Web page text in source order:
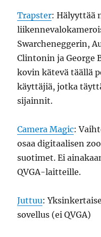
Trapster: Hälyyttää
Swarcheneggerin,
Clintonin ja George
kovin kätevä täällä
käyttäjiä, jotka
sijainnit.
Camera Magic:
osaa digitaalisen
suotimet. Ei
QVGA-laitteille.
Juttuu:
sovellus (ei QVGA)